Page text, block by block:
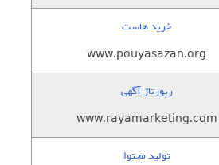
خرید هاست
www.pouyasazan.org
رپورتاژ آگهی
www.rayamarketing.com
تولید محتوا